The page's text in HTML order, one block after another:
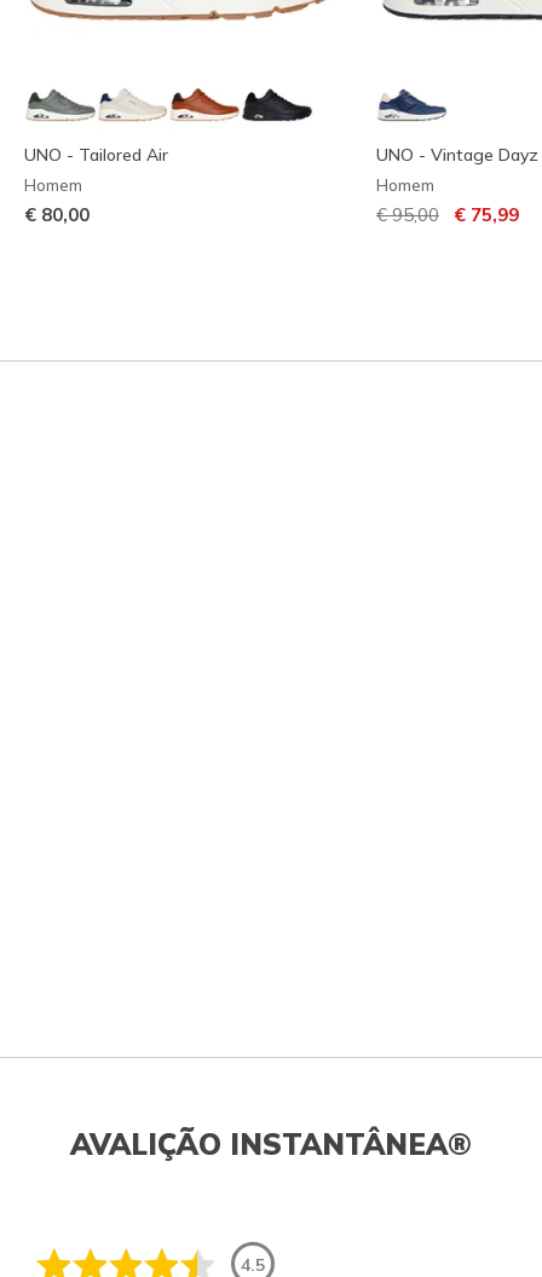
UNO - Tailored Air
Homem
€ 80,00
UNO - Vintage Dayz
Homem
Preço com
€ 95,00para
€ 75,99
AVALIÇÃO INSTANTÂNEA®
4.5